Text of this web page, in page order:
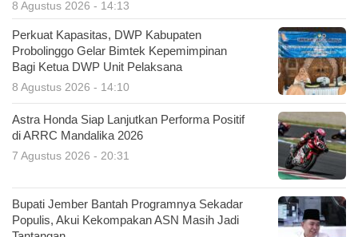
8 Agustus 2026 - 14:13
Perkuat Kapasitas, DWP Kabupaten
Probolinggo Gelar Bimtek Kepemimpinan
Bagi Ketua DWP Unit Pelaksana
8 Agustus 2026 - 14:10
Astra Honda Siap Lanjutkan Performa Positif
di ARRC Mandalika 2026
7 Agustus 2026 - 20:31
Bupati Jember Bantah Programnya Sekadar
Populis, Akui Kekompakan ASN Masih Jadi